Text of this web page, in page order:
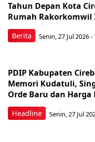
Berita
Tahun Depan Kota
Rumah Rakorkomwil
Senin, 27 Jul 2026 -
Headline
PDIP Kabupaten
Memori Kudatuli,
Orde Baru dan Harga
Senin, 27 Jul